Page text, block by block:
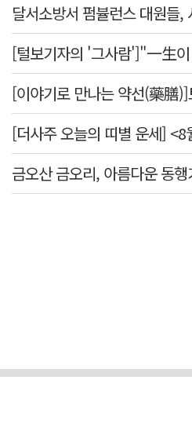
금오산 금오리, 아름다운 동